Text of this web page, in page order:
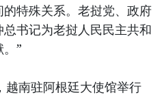
特殊关系。老挝党、政府
书记为老挝人民民主共和
”
南驻阿根廷大使馆举行